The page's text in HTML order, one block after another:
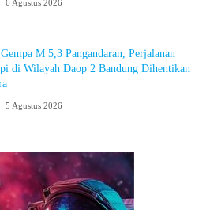
6 Agustus 2026
M 5,3 Pangandaran, Perjalanan
di Wilayah Daop 2 Bandung Dihentikan
5 Agustus 2026